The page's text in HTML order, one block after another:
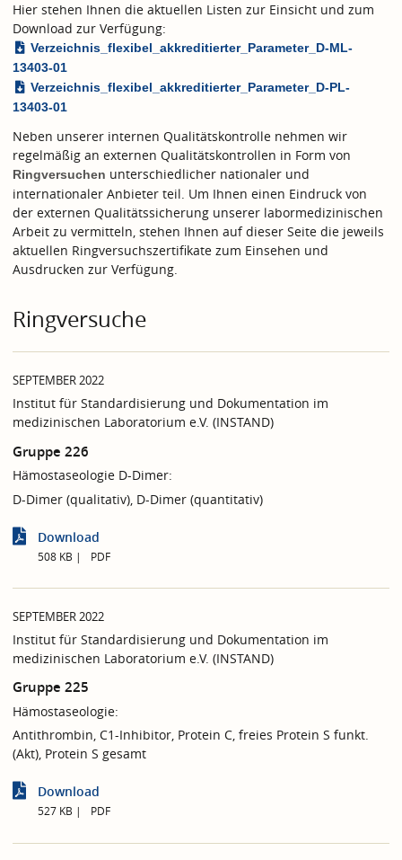
Hier stehen Ihnen die aktuellen Listen zur Einsicht und zum
Download zur Verfügung:
Verzeichnis_flexibel_akkreditierter_Parameter_D-ML-
13403-01
Verzeichnis_flexibel_akkreditierter_Parameter_D-PL-
13403-01
Neben unserer internen Qualitätskontrolle nehmen wir
regelmäßig an externen Qualitätskontrollen in Form von
Ringversuchen unterschiedlicher nationaler und
internationaler Anbieter teil. Um Ihnen einen Eindruck von
der externen Qualitätssicherung unserer labormedizinischen
Arbeit zu vermitteln, stehen Ihnen auf dieser Seite die jeweils
aktuellen Ringversuchszertifikate zum Einsehen und
Ausdrucken zur Verfügung.
Ringversuche
SEPTEMBER 2022
Institut für Standardisierung und Dokumentation im
medizinischen Laboratorium e.V. (INSTAND)
Gruppe 226
Hämostaseologie D-Dimer:
D-Dimer (qualitativ), D-Dimer (quantitativ)
Download
508 KB PDF
SEPTEMBER 2022
Institut für Standardisierung und Dokumentation im
medizinischen Laboratorium e.V. (INSTAND)
Gruppe 225
Hämostaseologie:
Antithrombin, C1-Inhibitor, Protein C, freies Protein S funkt.
(Akt), Protein S gesamt
Download
527 KB PDF